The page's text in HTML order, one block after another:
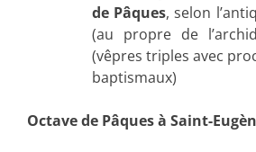
de Pâques, selon
(au propre de
(vêpres triples avec
baptismaux)
Octave de Pâques à Saint-